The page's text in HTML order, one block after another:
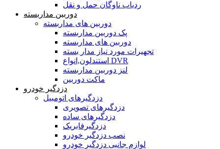
ردیاب ناوگان حمل و نقل
دوربین مداربسته
دوربین های مداربسته
پک دوربین مداربسته
دوربین های مداربسته
تجهیرات مورد نیاز مدار بسته
استندلون,انواع DVR
لنز دوربین مداربسته
ماکت دوربین
دزدگیر خودرو
دزدگیرهای اتومبیل
دزدگیرهای تصویری
دزدگیرهای ساده
دزدگیرفابریک
نصب دزدگیر خودرو
لوازم جانبی دزدگیر خودرو